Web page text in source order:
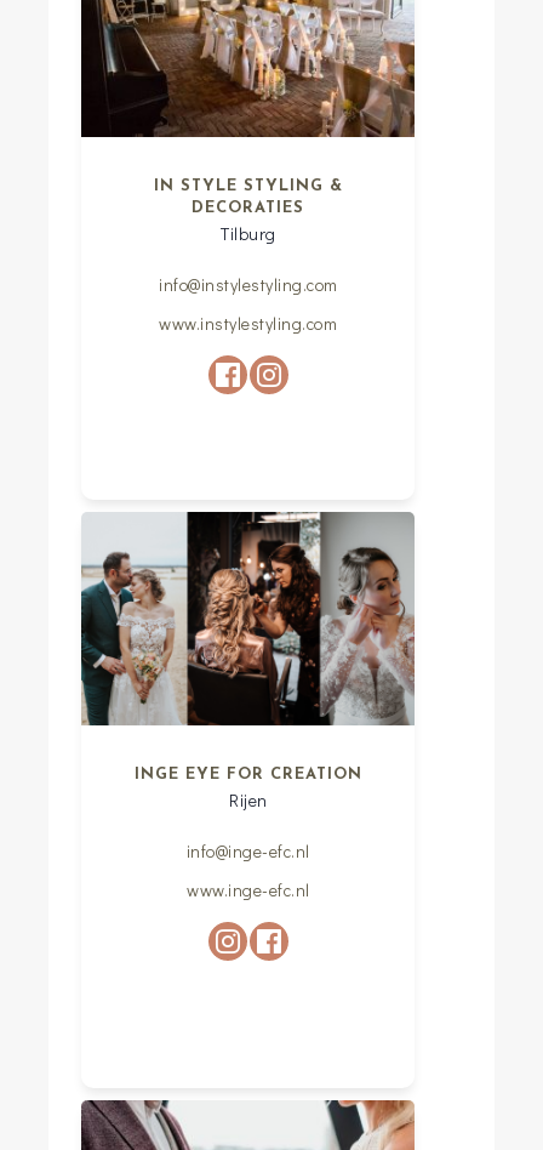
IN STYLE STYLING &
DECORATIES
Tilburg
info@instylestyling.com
www.instylestyling.com
INGE EYE FOR CREATION
Rijen
info@inge-efc.nl
www.inge-efc.nl